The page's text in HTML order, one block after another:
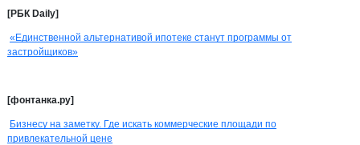
[РБК Daily]
«Единственной альтернативой ипотеке станут программы от
застройщиков»
[фонтанка.ру]
Бизнесу на заметку. Где искать коммерческие площади по
привлекательной цене